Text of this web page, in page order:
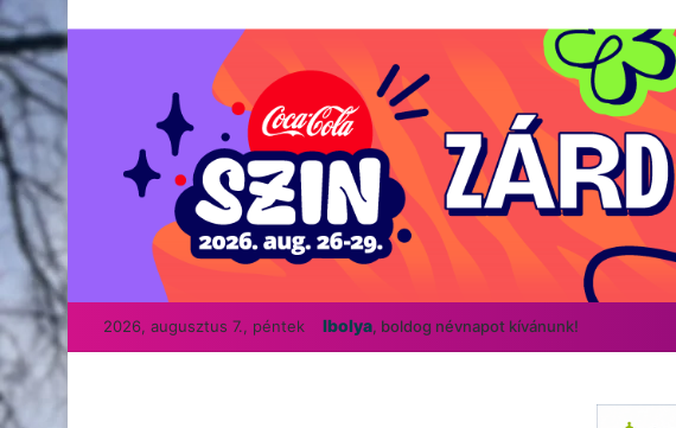
2026, augusztus 7., péntek Ibolya, boldog névnapot kívánunk!